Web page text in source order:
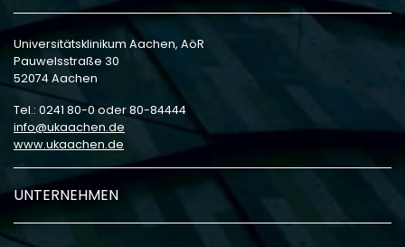
Universitätsklinikum Aachen, AöR
Pauwelsstraße 30
52074 Aachen
Tel.: 0241 80-0 oder 80-84444
info
ukaachen de
www.ukaachen.de
UNTERNEHMEN